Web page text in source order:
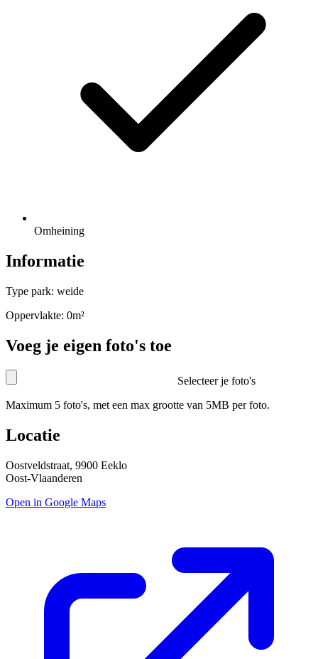
Omheining
Informatie
Type park: weide
Oppervlakte: 0m²
Voeg je eigen foto's toe
Selecteer je foto's
Maximum 5 foto's, met een max grootte van 5MB per foto.
Locatie
Oostveldstraat, 9900 Eeklo
Oost-Vlaanderen
Open in Google Maps